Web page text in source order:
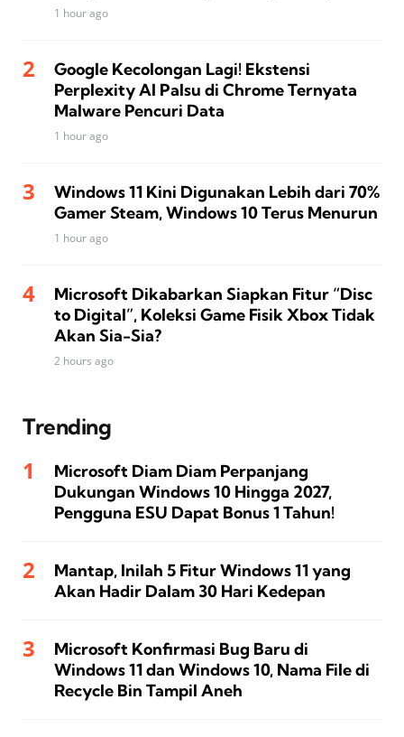
1 hour ago
Google Kecolongan Lagi! Ekstensi
Perplexity AI Palsu di Chrome Ternyata
Malware Pencuri Data
1 hour ago
Windows 11 Kini Digunakan Lebih dari 70%
Gamer Steam, Windows 10 Terus Menurun
1 hour ago
Microsoft Dikabarkan Siapkan Fitur “Disc
to Digital”, Koleksi Game Fisik Xbox Tidak
Akan Sia-Sia?
2 hours ago
Trending
Microsoft Diam Diam Perpanjang
Dukungan Windows 10 Hingga 2027,
Pengguna ESU Dapat Bonus 1 Tahun!
Mantap, Inilah 5 Fitur Windows 11 yang
Akan Hadir Dalam 30 Hari Kedepan
Microsoft Konfirmasi Bug Baru di
Windows 11 dan Windows 10, Nama File di
Recycle Bin Tampil Aneh